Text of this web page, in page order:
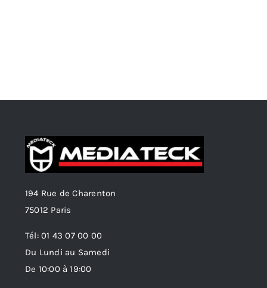
194 Rue de Charenton
75012 Paris
Tél: 01 43 07 00 00
Du Lundi au Samedi
De 10:00 à 19:00